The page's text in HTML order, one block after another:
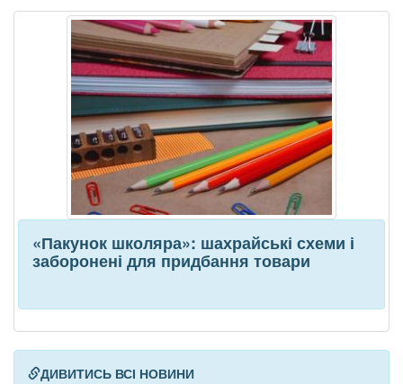
«Пакунок школяра»: шахрайські схеми і
заборонені для придбання товари
ДИВИТИСЬ ВСІ НОВИНИ